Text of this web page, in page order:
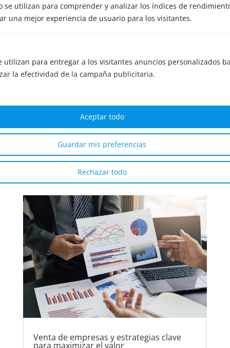
se utilizan para comprender y analizar los índices de
una mejor experiencia de usuario para los visitantes.
utilizan para entregar a los visitantes anuncios personalizados
la efectividad de la campaña publicitaria.
Rechazar todo
Guardar mis preferencias
Aceptar todo
Cómo vender tu empresa en Madrid:
Venta de empresas
Madrid no solo es la capital de España: es
también uno de los principales polos
económicos y financieros de Europa. Con más
de 588.000 empresas activas (Fuente:...
Venta de empresas y estrategias clave
para maximizar el valor